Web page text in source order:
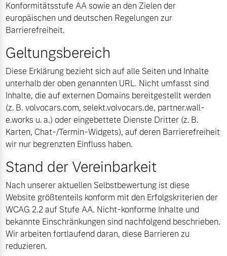
Mild-Hybrid
4 Modelle
Geschäftskunden
Editionsmodelle
Angebot anfragen
Fahrzeug konfigurieren
Volvo Gebrauchtwagenbörse
Gebrauchtwagen
Volvo kauft Ihr Auto
Aktuelle Zubehörangebote
Zubehörkatalog
Service by Volvo
Sie erhalten bei uns eine
Vielzahl von Original
Volvo Winter- und
Sommer Kompletträder.
Kontakt und Anfahrt
Unsere News & Events
Konformitätsstufe AA sowie an den Zielen der
europäischen und deutschen Regelungen zur
Barrierefreiheit.
Geltungsbereich
Diese Erklärung bezieht sich auf alle Seiten und Inhalte
unterhalb der oben genannten URL. Nicht umfasst sind
Inhalte, die auf externen Domains bereitgestellt werden
(z. B. volvocars.com, selekt.volvocars.de, partner.wall-
e.works u. a.) oder eingebettete Dienste Dritter (z. B.
Karten, Chat-/Termin-Widgets), auf deren Barrierefreiheit
wir nur begrenzten Einfluss haben.
Stand der Vereinbarkeit
Nach unserer aktuellen Selbstbewertung ist diese
Website größtenteils konform mit den Erfolgskriterien der
WCAG 2.2 auf Stufe AA. Nicht-konforme Inhalte und
bekannte Einschränkungen sind nachfolgend beschrieben.
Wir arbeiten fortlaufend daran, diese Barrieren zu
reduzieren.